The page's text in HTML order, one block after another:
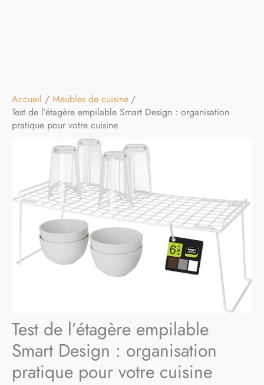
Accueil
Meubles de cuisine
Test de l’étagère empilable Smart Design : organisation
pratique pour votre cuisine
Test de l’étagère empilable
Smart Design : organisation
pratique pour votre cuisine